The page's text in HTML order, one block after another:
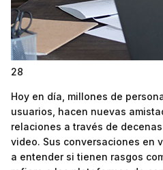
28
Hoy en día, millones de
usuarios, hacen nuevas
relaciones a través de
video. Sus conversaciones en
a entender si tienen rasgos